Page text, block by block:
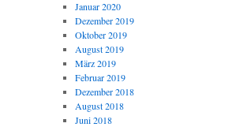
Januar 2020
Dezember 2019
Oktober 2019
August 2019
März 2019
Februar 2019
Dezember 2018
August 2018
Juni 2018